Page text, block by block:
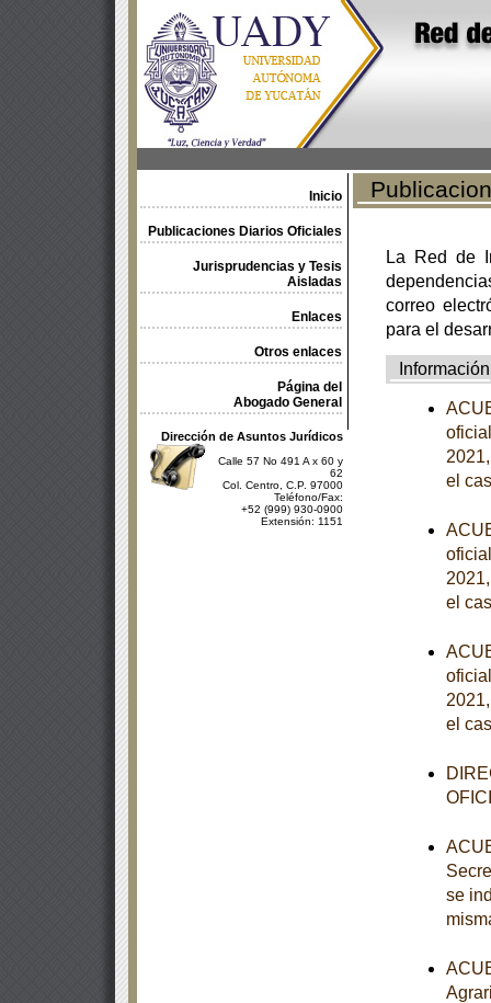
Inicio
Publicaciones Diarios Oficiales
Jurisprudencias y Tesis
Aisladas
Enlaces
Otros enlaces
Página del
Abogado General
Dirección de Asuntos Jurídicos
Calle 57 No 491 A x 60 y
62
Col. Centro, C.P. 97000
Teléfono/Fax:
+52 (999) 930-0900
Extensión: 1151
La Red de
correo
para el
Información
el
el
el
se